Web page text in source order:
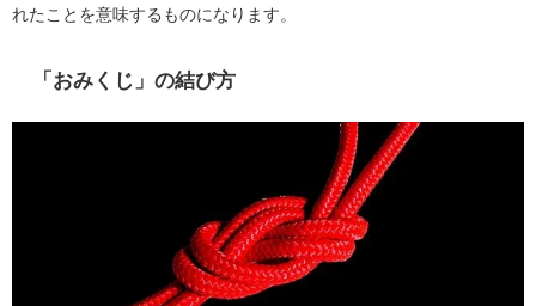
れたことを意味するものになります。
「おみくじ」の結び方